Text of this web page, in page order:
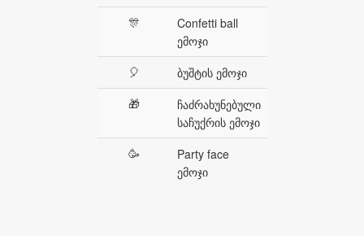
🎊
Confetti ball
ემოჯი
🎈
ბუშტის ემოჯი
🎁
ჩაძრახუნებული
საჩუქრის ემოჯი
🥳
Party face
ემოჯი